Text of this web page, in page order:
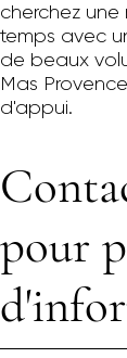
cherchez une
temps avec
de beaux
Mas
d'appui.
pour